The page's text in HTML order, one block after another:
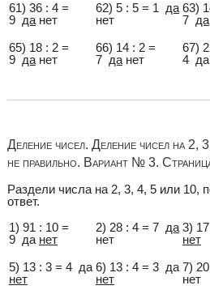
61) 36 : 4 =
9 данет
62) 5 : 5 = 1 да
нет
63)
7 да
65) 18 : 2 =
9 данет
66) 14 : 2 =
7 данет
67)
4 да
Деление чисел. Деление чисел на 2,
не правильно. Вариант № 3.
Раздели числа на 2, 3, 4, 5 или 10,
ответ.
1) 91 : 10 =
9 да нет
2) 28 : 4 = 7 да
нет
3)
нет
5) 13 : 3 = 4 да
нет
6) 13 : 4 = 3 да
нет
7)
нет